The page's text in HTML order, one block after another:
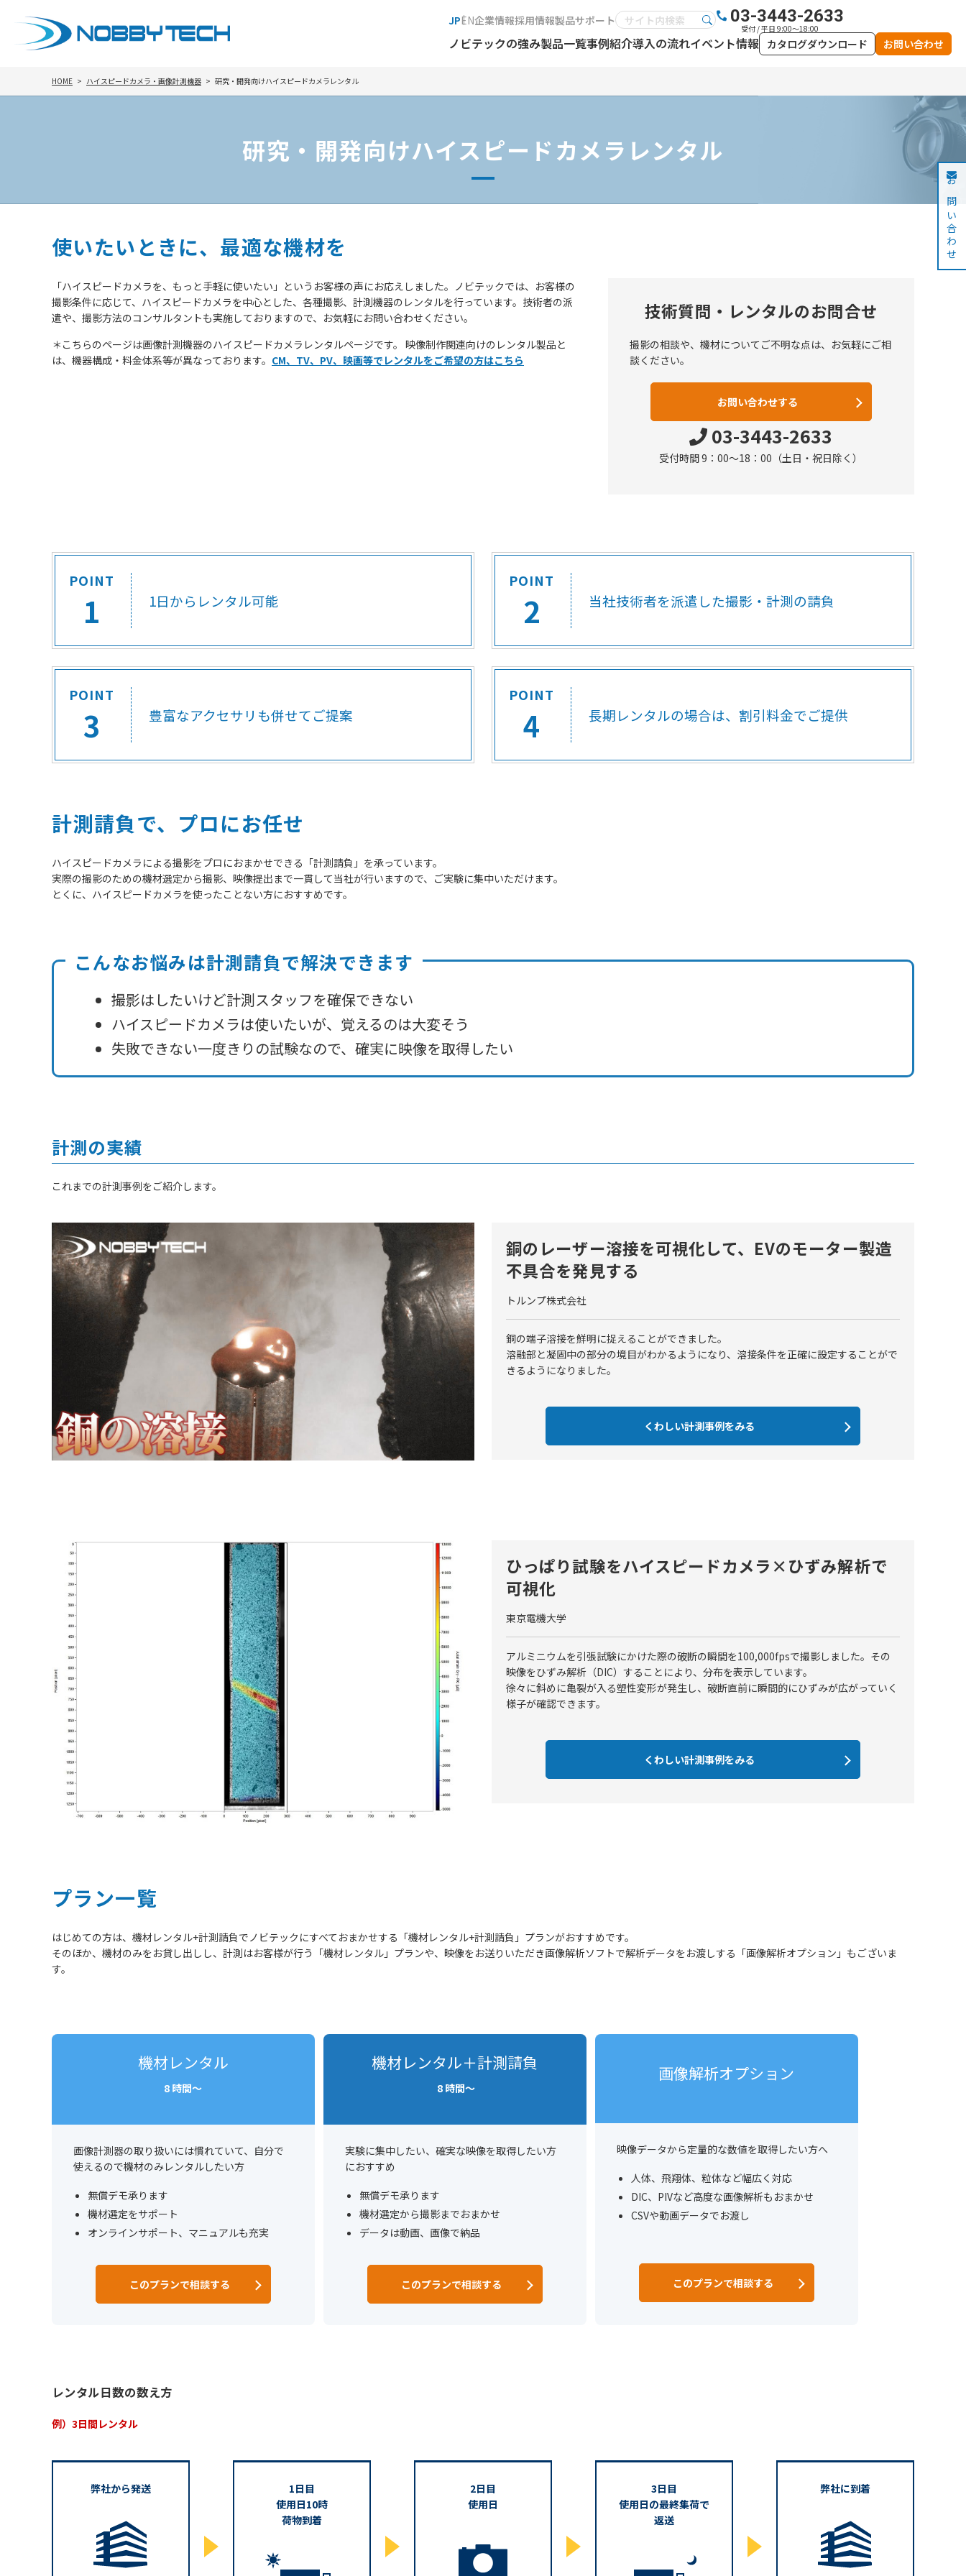
JPEN企業情報採用情報製品サポート 03-3443-2633
受付 / 平日 9:00～18:00
ノビテックの強み製品一覧事例紹介導入の流れイベント情報 カタログダウンロード お問い合わせ
HOME ハイスピードカメラ・画像計測機器 研究・開発向けハイスピードカメラレンタル
研究・開発向けハイスピードカメラレンタル
使いたいときに、最適な機材を
技術質問・レンタルのお問合せ
撮影の相談や、機材についてご不明な点は、お気軽にご相
談ください。
お問い合わせする
03-3443-2633
受付時間 9：00～18：00（土日・祝日除く）
「ハイスピードカメラを、もっと手軽に使いたい」というお客様の声にお応えしました。ノビテックでは、お客様の
撮影条件に応じて、ハイスピードカメラを中心とした、各種撮影、計測機器のレンタルを行っています。技術者の派
遣や、撮影方法のコンサルタントも実施しておりますので、お気軽にお問い合わせください。
＊こちらのページは画像計測機器のハイスピードカメラレンタルページです。 映像制作関連向けのレンタル製品と
は、機器構成・料金体系等が異なっております。 CM、TV、PV、映画等でレンタルをご希望の方はこちら
POINT
1 1日からレンタル可能
POINT
2 当社技術者を派遣した撮影・計測の請負
POINT
3 豊富なアクセサリも併せてご提案
POINT
4 長期レンタルの場合は、 割引料金でご提供
計測請負で、プロにお任せ
ハイスピードカメラによる撮影をプロにおまかせできる「計測請負」を承っています。
実際の撮影のための機材選定から撮影、映像提出まで一貫して当社が行いますので、ご実験に集中いただけます。
とくに、ハイスピードカメラを使ったことない方におすすめです。
こんなお悩みは計測請負で解決できます
撮影はしたいけど計測スタッフを確保できない
ハイスピードカメラは使いたいが、覚えるのは大変そう
失敗できない一度きりの試験なので、確実に映像を取得したい
計測の実績
これまでの計測事例をご紹介します。
銅のレーザー溶接を可視化して、EVのモーター製造
不具合を発見する
トルンプ株式会社
銅の端子溶接を鮮明に捉えることができました。
溶融部と凝固中の部分の境目がわかるようになり、溶接条件を正確に設定することがで
きるようになりました。
くわしい計測事例をみる
ひっぱり試験をハイスピードカメラ×ひずみ解析で
可視化
東京電機大学
アルミニウムを引張試験にかけた際の破断の瞬間を100,000fpsで撮影しました。その
映像をひずみ解析（DIC）することにより、分布を表示しています。
徐々に斜めに亀裂が入る塑性変形が発生し、破断直前に瞬間的にひずみが広がっていく
様子が確認できます。
くわしい計測事例をみる
プラン一覧
はじめての方は、機材レンタル+計測請負でノビテックにすべておまかせする「機材レンタル+計測請負」プランがおすすめです。
そのほか、機材のみをお貸し出しし、計測はお客様が行う「機材レンタル」プランや、映像をお送りいただき画像解析ソフトで解析データをお渡しする「画像解析オプション」もございま
す。
機材レンタル
8 時間～
画像計測器の取り扱いには慣れていて、自分で
使えるので機材のみレンタルしたい方
無償デモ承ります
機材選定をサポート
オンラインサポート、マニュアルも充実
このプランで相談する
機材レンタル＋計測請負
8 時間～
実験に集中したい、確実な映像を取得したい方
におすすめ
無償デモ承ります
機材選定から撮影までおまかせ
データは動画、画像で納品
このプランで相談する
画像解析オプション
映像データから定量的な数値を取得したい方へ
人体、飛翔体、粒体など幅広く対応
DIC、PIVなど高度な画像解析もおまかせ
CSVや動画データでお渡し
このプランで相談する
レンタル日数の数え方
例）3日間レンタル
弊社から発送
1日目
使用日10時
荷物到着
2日目
使用日
3日目
使用日の最終集荷で
返送
弊社に到着
お問い合わせ